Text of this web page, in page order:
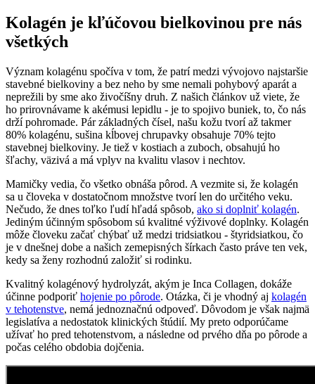
Kolagén je kľúčovou bielkovinou pre nás
všetkých
Význam kolagénu spočíva v tom, že patrí medzi vývojovo najstaršie
stavebné bielkoviny a bez neho by sme nemali pohybový aparát a
neprežili by sme ako živočíšny druh. Z našich článkov už viete, že
ho prirovnávame k akémusi lepidlu - je to spojivo buniek, to, čo nás
drží pohromade. Pár základných čísel, našu kožu tvorí až takmer
80% kolagénu, sušina kĺbovej chrupavky obsahuje 70% tejto
stavebnej bielkoviny. Je tiež v kostiach a zuboch, obsahujú ho
šľachy, väzivá a má vplyv na kvalitu vlasov i nechtov.
Mamičky vedia, čo všetko obnáša pôrod. A vezmite si, že kolagén
sa u človeka v dostatočnom množstve tvorí len do určitého veku.
Nečudo, že dnes toľko ľudí hľadá spôsob, ako si doplniť kolagén.
Jediným účinným spôsobom sú kvalitné výživové doplnky. Kolagén
môže človeku začať chýbať už medzi tridsiatkou - štyridsiatkou, čo
je v dnešnej dobe a našich zemepisných šírkach často práve ten vek,
kedy sa ženy rozhodnú založiť si rodinku.
Kvalitný kolagénový hydrolyzát, akým je Inca Collagen, dokáže
účinne podporiť hojenie po pôrode. Otázka, či je vhodný aj kolagén
v tehotenstve, nemá jednoznačnú odpoveď. Dôvodom je však najmä
legislatíva a nedostatok klinických štúdií. My preto odporúčame
užívať ho pred tehotenstvom, a následne od prvého dňa po pôrode a
počas celého obdobia dojčenia.